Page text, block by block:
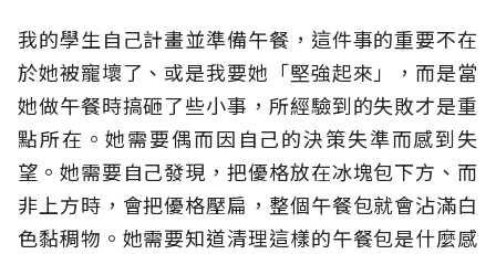
我的學生自己計畫並準備午餐，這件事的重要不在
於她被寵壞了、或是我要她「堅強起來」，而是當
她做午餐時搞砸了些小事，所經驗到的失敗才是重
點所在。她需要偶而因自己的決策失準而感到失
望。她需要自己發現，把優格放在冰塊包下方、而
非上方時，會把優格壓扁，整個午餐包就會沾滿白
色黏稠物。她需要知道清理這樣的午餐包是什麼感